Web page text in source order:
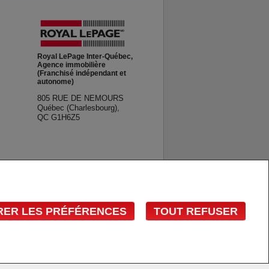
LES PRÉFÉRENCES TOUT REFUSER
Royal LePage Inter-Québec,
Agence immobilière
(Franchisé indépendant et
autonome)
805 RUE DE NEMOURS
Québec (Charlesbourg),
QC G1H6Z5
ni représentation de quelque nature que
of REALTORS® et l'Association canadienne de